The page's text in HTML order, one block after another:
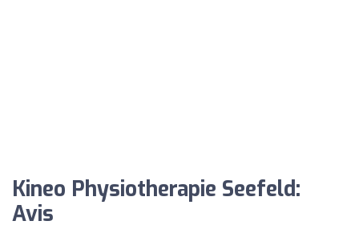
Kineo Physiotherapie Seefeld:
Avis